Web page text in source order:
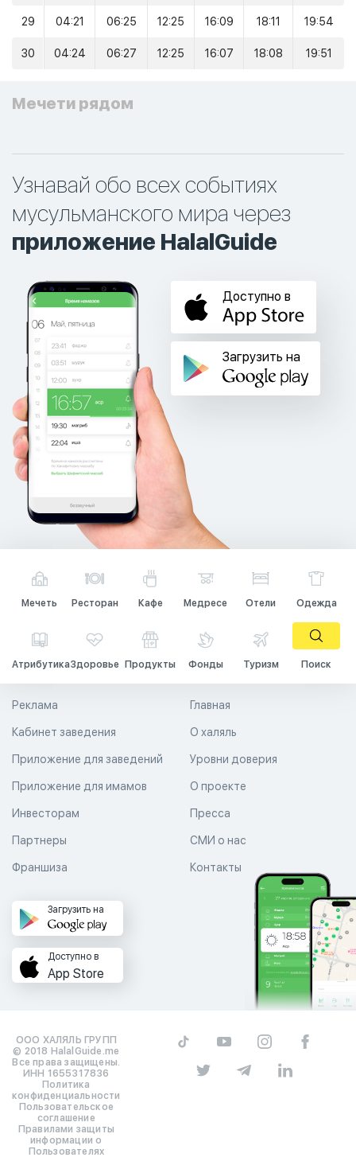
29 04:21 06:25 12:25 16:09 18:11 19:54
30 04:24 06:27 12:25 16:07 18:08 19:51
Мечети рядом
Узнавай обо всех событиях
мусульманского мира через
приложение HalalGuide
Доступно в
Загрузить на
Мечеть Ресторан Кафе Медресе Отели Одежда
АтрибутикаЗдоровье Продукты Фонды Туризм Поиск
Главная
О халяль
Уровни доверия
Реклама
Кабинет заведения
Приложение для заведений
Приложение для имамов О проекте
Пресса
СМИ о нас
Контакты
Инвесторам
Партнеры
Франшиза
Загрузить на
Доступно в
App Store
ООО ХАЛЯЛЬ ГРУПП
© 2018 HalalGuide.me
Все права защищены.
ИНН 1655317836
Политика
конфиденциальности
Пользовательское
соглашение
Правилами защиты
информации о
Пользователях